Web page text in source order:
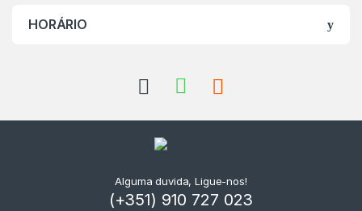
HORÁRIO
Alguma duvida, Ligue-nos!
(+351) 910 727 023